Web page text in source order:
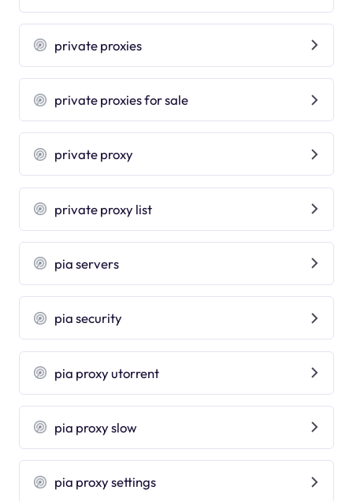
private proxies
private proxies for sale
private proxy
private proxy list
pia servers
pia security
pia proxy utorrent
pia proxy slow
pia proxy settings